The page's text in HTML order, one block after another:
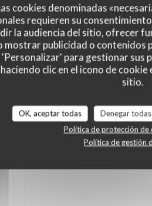
cookies denominadas
requieren su
la audiencia del sitio, ofrecer
mostrar publicidad o contenidos
para gestionar sus
clic en el icono de
sitio.
OK, aceptar todas Denegar
Política de protección de
Política de gestión